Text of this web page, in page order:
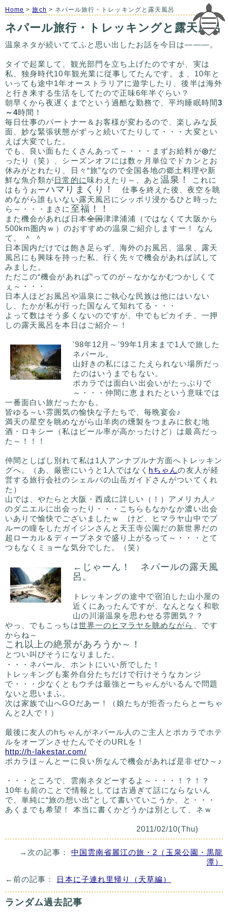
Home >旅ch > ネパール旅行・トレッキングと露天風呂
ネパール旅行・トレッキングと露天風呂
温泉ネタが続いててふと思い出したお話を今日は―――。
タイで起業して、観光部門を立ち上げたのですが、実は
私、独身時代10年観光業に従事してたんです。ま、10年と
いっても途中1年オーストラリアに遊学したり、後半は海外
と行き来する生活をしてたので正味6年半ぐらい？
朝早くから夜遅くまでという過酷な勤務で、平均睡眠時間3
～4時間！
毎日仕事のパートナー＆お客様が変わるので、楽しみな反
面、妙な緊張状態がずっと続いてたりして・・・大変とい
えば大変でした。
でも、良い面もたくさんあって～・・・まずお給料が◎だ
ったり（笑）、シーズンオフには数ヶ月単位でドカンとお
休みがとれたり、日々“旅”なので全国各地の郷土料理や新
鮮な魚介類が 日常的に味わえたり～、あと温泉！
これに
はもうぉーハマりまくり！
仕事を終えた後、夜空を眺
めながら誰もいない露天風呂にシッポリ浸かるひと時った
ら～・・・まさに 至福！！
また機会があれば日本全国津津浦浦（ではなくて大阪から
500km圏内ｗ）のおすすめの温泉ご紹介しますー！ なん
て。 ＾ ＾
日本国内だけでは飽き足らず、海外のお風呂、温泉、露天
風呂にも興味を持った私、行く先々で機会があれば試して
みました。
ただこの“機会があれば”ってのが～なかなかむつかしくて
ぇ～・・・
日本人ほどお風呂や温泉にご執心な民族は他にはいない
し、たかが私が行った国なんて知れてる・・・
よって数はそう多くないのですが、中でもピカイチ、一押
しの露天風呂を本日はご紹介～！
'98年12月～'99年1月末まで1人で旅した
ネパール。
山好きの私にはこたえられない場所だっ
たのはいうまでもない。
ポカラでは面白い出会いがたっぷりで
～・・・仲間に恵まれたという意味では
一番面白い旅だったかも。
皆ゆる～い雰囲気の愉快な子たちで、毎晩宴会♪
満天の星空を眺めながら山羊肉の燻製をつまみに飲む地
酒・ロキシー（私はビール率が高かったけど）は最高だっ
た～！！！
仲間としばし別れて私は1人アンナプルナ方面へトレッキン
グへ。（あ、厳密にいうと1人ではなく hちゃんの友人が経
営する旅行会社のシェルパの山岳ガイドさんがついてくれ
た）
山では、やたらと大阪・西成に詳しい（！）アメリカ人♂
のダニエルに出会ったり・・・こちらもなかなか濃い出会
いありで愉快でございましたｗ けど、ヒマラヤ山中でブ
ルーの瞳をしたガイジンさんと天王寺公園だの新世界だの
超ローカル＆ディープネタで盛り上がるって～・・・とて
つもなくミョーな気分でした。（笑）
←じゃーん！ ネパールの露天風
呂。
トレッキングの途中で宿泊した山小屋の
近くにあったんですが、なんとなく和歌
山の川湯温泉を思わせる雰囲気？？
やっ、でもこっちは世界一のヒマラヤを眺めながら 、です
からね～
これ以上の絶景があろうか～！
とつい叫びそうになりました。
・・・ネパール、ホントにいい所でした！
トレッキングも案外自分たちだけで行けそうなカンジ
で・・・少なくともウチは最強とーちゃんがいるんで問題
ないと思いまふ。
次は家族で山へGOだあー！（娘たちが拒否ったらとーちゃ
んと2人で！）
最後に友人のhちゃんがネパール人のご主人とポカラでホテ
ルをオープンさせたんでそのURLを！
http://h-lakestar.com/
ポカラほ～んとーに良い所なんで機会があれば是非ぜひ～♪
・・・ところで、雲南ネタどーするよ～・・・！？！？
10年も前のことで情報としては古過ぎて話にならないん
で、単純に“旅の想い出”として書いていこうか、と・・・
あくまでも希望！ 本当に書くかどうかは別として、ネｗ
2011/02/10(Thu)
→次の記事： 中国雲南省麗江の旅・2（玉泉公園・黒龍
潭）
←前の記事：
日本に子連れ里帰り（天草編）
ランダム過去記事